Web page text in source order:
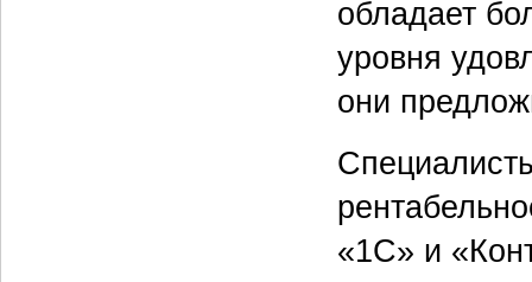
обладает
уровня
они
«1С» и